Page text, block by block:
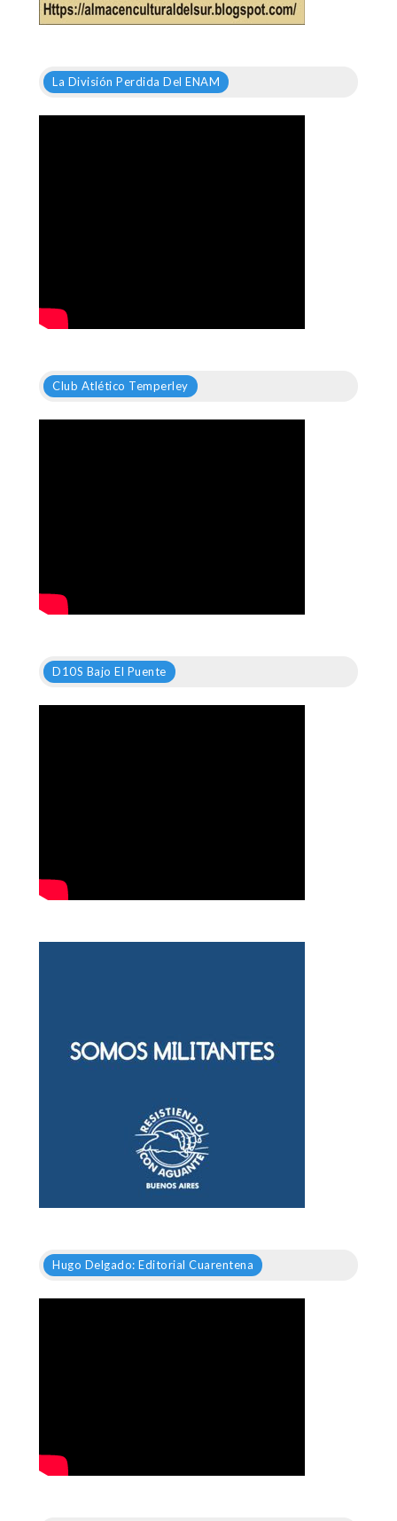
La División Perdida Del ENAM
Club Atlético Temperley
D10S Bajo El Puente
Hugo Delgado: Editorial Cuarentena